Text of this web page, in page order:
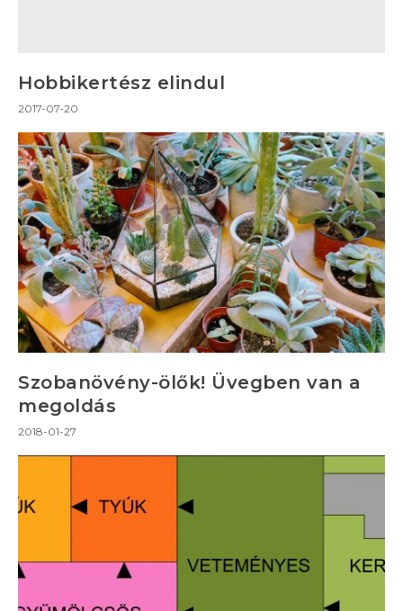
Hobbikertész elindul
2017-07-20
Szobanövény-ölők! Üvegben van a
megoldás
2018-01-27